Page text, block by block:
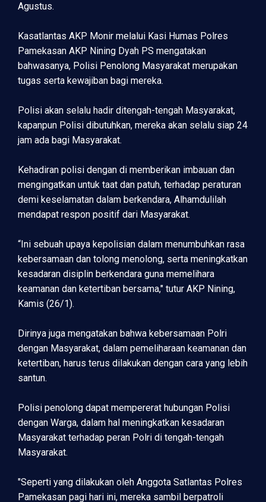
Agustus.
Kasatlantas AKP Monir melalui Kasi Humas Polres
Pamekasan AKP Nining Dyah PS mengatakan
bahwasanya, Polisi Penolong Masyarakat merupakan
tugas serta kewajiban bagi mereka.
Polisi akan selalu hadir ditengah-tengah Masyarakat,
kapanpun Polisi dibutuhkan, mereka akan selalu siap 24
jam ada bagi Masyarakat.
Kehadiran polisi dengan di memberikan imbauan dan
mengingatkan untuk taat dan patuh, terhadap peraturan
demi keselamatan dalam berkendara, Alhamdulilah
mendapat respon positif dari Masyarakat.
“Ini sebuah upaya kepolisian dalam menumbuhkan rasa
kebersamaan dan tolong menolong, serta meningkatkan
kesadaran disiplin berkendara guna memelihara
keamanan dan ketertiban bersama," tutur AKP Nining,
Kamis (26/1).
Dirinya juga mengatakan bahwa kebersamaan Polri
dengan Masyarakat, dalam pemeliharaan keamanan dan
ketertiban, harus terus dilakukan dengan cara yang lebih
santun.
Polisi penolong dapat mempererat hubungan Polisi
dengan Warga, dalam hal meningkatkan kesadaran
Masyarakat terhadap peran Polri di tengah-tengah
Masyarakat.
"Seperti yang dilakukan oleh Anggota Satlantas Polres
Pamekasan pagi hari ini, mereka sambil berpatroli